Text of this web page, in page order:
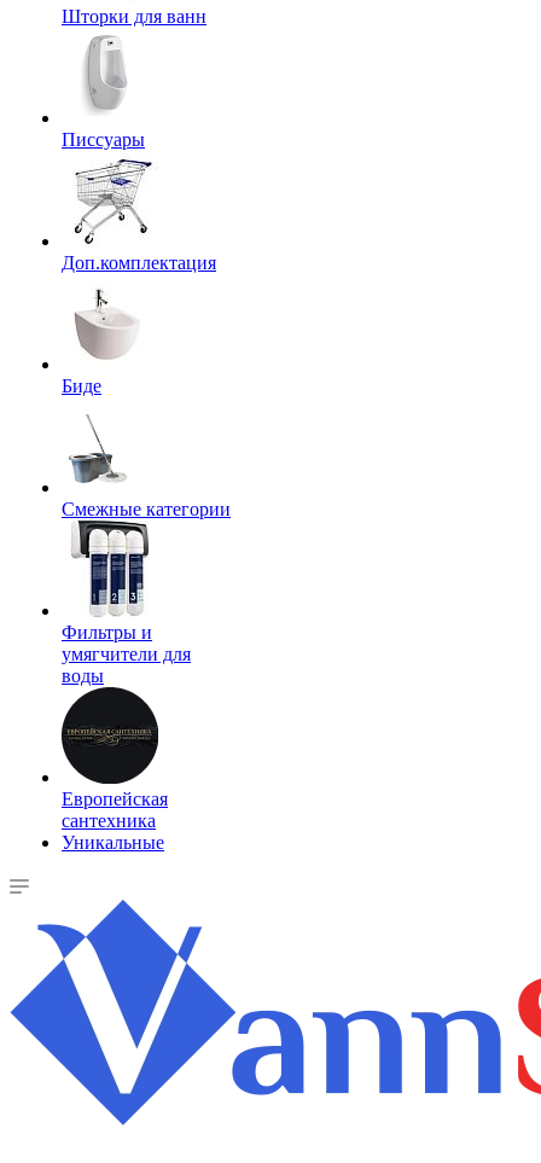
Шторки для ванн
Писсуары
Доп.комплектация
Биде
Смежные категории
Фильтры и
умягчители для
воды
Европейская
сантехника
Уникальные